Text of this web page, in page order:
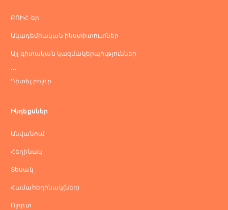
ԲՈԻՀ-եր
Ակադեմիական ինստիտուտներ
Այլ գիտական կազմակերպություններ
...
Դիտել բոլոր
Ինդեքսներ
Անվանում
Հեղինակ
Տեսակ
Համահեղինակ(ներ)
Ոլորտ